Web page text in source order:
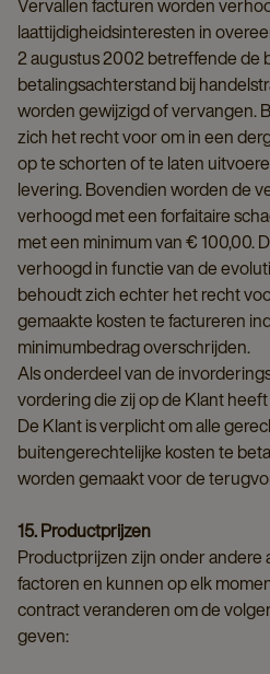
Vervallen facturen worden
laattijdigheidsinteresten in
2 augustus 2002 betreffende de
betalingsachterstand bij
worden gewijzigd of vervangen.
zich het recht voor om in een
op te schorten of te laten
levering. Bovendien worden de
verhoogd met een forfaitaire
met een minimum van € 100,00.
verhoogd in functie van de
behoudt zich echter het recht
gemaakte kosten te factureren
minimumbedrag overschrijden.
Als onderdeel van de
vordering die zij op de Klant
De Klant is verplicht om alle
buitengerechtelijke kosten te
worden gemaakt voor de
15. Productprijzen
Productprijzen zijn onder andere
factoren en kunnen op elk
contract veranderen om de
geven: